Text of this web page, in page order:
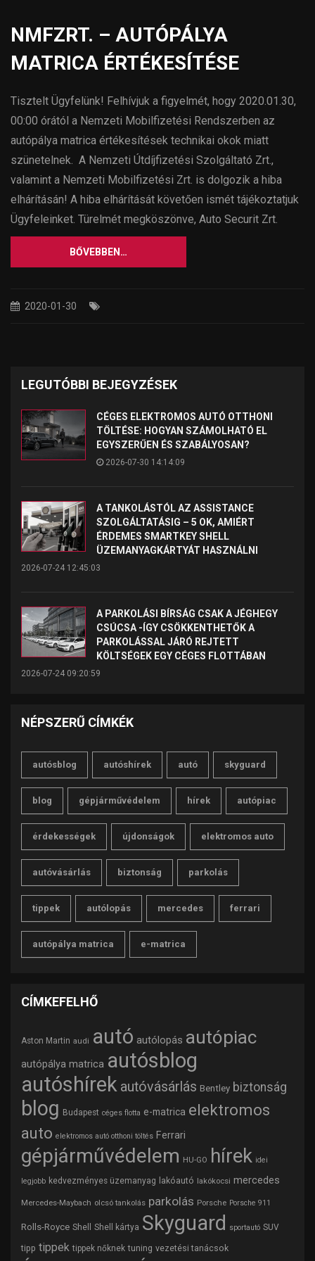
NMFZRT. – AUTÓPÁLYA
MATRICA ÉRTÉKESÍTÉSE
Tisztelt Ügyfelünk! Felhívjuk a figyelmét, hogy 2020.01.30,
00:00 órától a Nemzeti Mobilfizetési Rendszerben az
autópálya matrica értékesítések technikai okok miatt
szünetelnek. A Nemzeti Útdíjfizetési Szolgáltató Zrt.,
valamint a Nemzeti Mobilfizetési Zrt. is dolgozik a hiba
elhárításán! A hiba elhárítását követően ismét tájékoztatjuk
Ügyfeleinket. Türelmét megköszönve, Auto Securit Zrt.
BŐVEBBEN…
2020-01-30
LEGUTÓBBI BEJEGYZÉSEK
CÉGES ELEKTROMOS AUTÓ OTTHONI
TÖLTÉSE: HOGYAN SZÁMOLHATÓ EL
EGYSZERŰEN ÉS SZABÁLYOSAN?
2026-07-30 14:14:09
A TANKOLÁSTÓL AZ ASSISTANCE
SZOLGÁLTATÁSIG – 5 OK, AMIÉRT
ÉRDEMES SMARTKEY SHELL
ÜZEMANYAGKÁRTYÁT HASZNÁLNI
2026-07-24 12:45:03
A PARKOLÁSI BÍRSÁG CSAK A JÉGHEGY
CSÚCSA -ÍGY CSÖKKENTHETŐK A
PARKOLÁSSAL JÁRÓ REJTETT
KÖLTSÉGEK EGY CÉGES FLOTTÁBAN
2026-07-24 09:20:59
NÉPSZERŰ CÍMKÉK
autósblog autóshírek autó skyguard
blog gépjárművédelem hírek autópiac
érdekességek újdonságok elektromos auto
autóvásárlás biztonság parkolás
tippek autólopás mercedes ferrari
autópálya matrica e-matrica
CÍMKEFELHŐ
Aston Martin audi autó autólopás autópiac
autópálya matrica autósblog
autóshírek autóvásárlás Bentley biztonság
blog Budapest céges flotta e-matrica elektromos
auto elektromos autó otthoni töltés Ferrari
gépjárművédelem HU-GO hírek idei
legjobb kedvezményes üzemanyag lakóautó lakókocsi mercedes
Mercedes-Maybach olcsó tankolás parkolás Porsche Porsche 911
Rolls-Royce Shell Shell kártya Skyguard sportautó SUV
tipp tippek tippek nőknek tuning vezetési tanácsok